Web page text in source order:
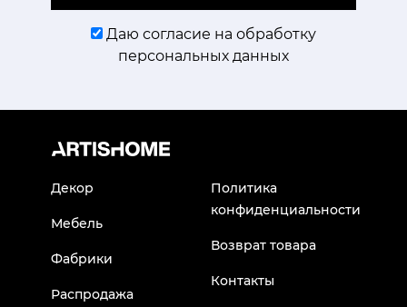
Даю согласие на обработку
персональных данных
Декор
Мебель
Фабрики
Распродажа
Политика
конфиденциальности
Возврат товара
Контакты